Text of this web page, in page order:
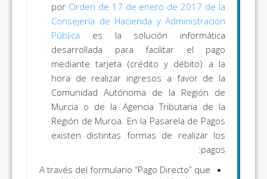
por Orden de 17 de enero de 2017 de la
Consejería de Hacienda y Administración
Pública es la solución informática
desarrollada para facilitar el pago
mediante tarjeta (crédito y débito) a la
hora de realizar ingresos a favor de la
Comunidad Autónoma de la Región de
Murcia o de la Agencia Tributaria de la
Región de Murcia. En la Pasarela de Pagos
existen distintas formas de realizar los
pagos:
A través del formulario “Pago Directo” que